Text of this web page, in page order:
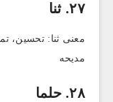
۲۷. ثنا
معنی ثنا: تحسین،
مدیحه
۲۸. حلما